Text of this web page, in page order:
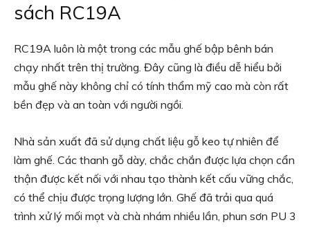
sách RC19A
RC19A luôn là một trong các mẫu ghế bập bênh bán
chạy nhất trên thị trường. Đây cũng là điều dễ hiểu bởi
mẫu ghế này không chỉ có tính thẩm mỹ cao mà còn rất
bền đẹp và an toàn với người ngồi.
Nhà sản xuất đã sử dụng chất liệu gỗ keo tự nhiên để
làm ghế. Các thanh gỗ dày, chắc chắn được lựa chọn cẩn
thận được kết nối với nhau tạo thành kết cấu vững chắc,
có thể chịu được trọng lượng lớn. Ghế đã trải qua quá
trình xử lý mối mọt và chà nhám nhiều lần, phun sơn PU 3